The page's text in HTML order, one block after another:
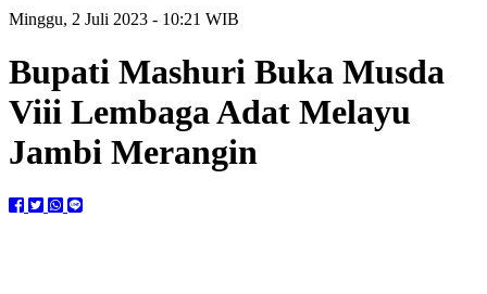
Minggu, 2 Juli 2023 - 10:21 WIB
Bupati Mashuri Buka Musda
Viii Lembaga Adat Melayu
Jambi Merangin